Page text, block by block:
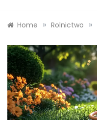
Home » Rolnictwo »